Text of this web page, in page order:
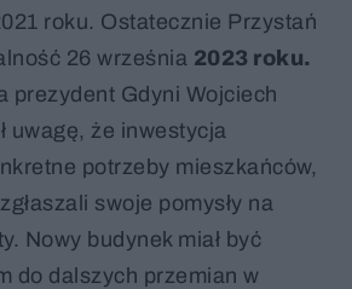
roku. Ostatecznie Przystań
26 września 2023 roku.
prezydent Gdyni Wojciech
uwagę, że inwestycja
potrzeby mieszkańców,
swoje pomysły na
Nowy budynek miał być
do dalszych przemian w